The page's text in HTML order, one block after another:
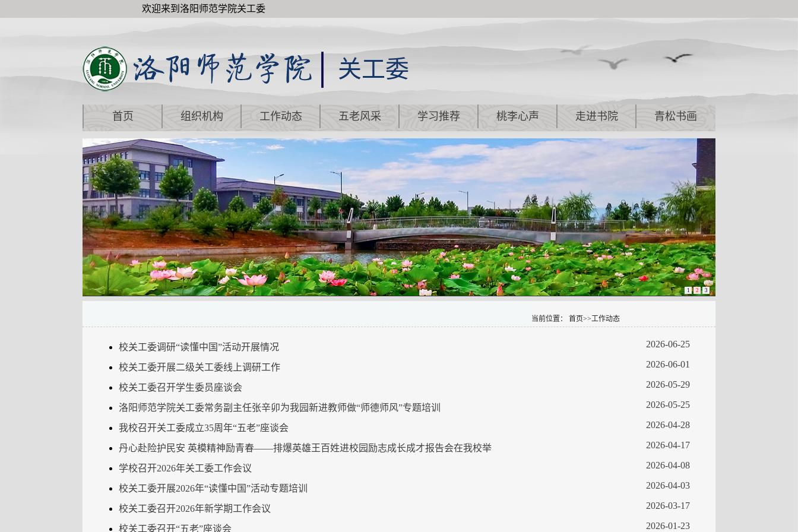
欢迎来到洛阳师范学院关工委
关工委
首页 组织机构 工作动态 五老风采 学习推荐 桃李心声 走进书院 青松书画
1 2 3
当前位置： 首页>>工作动态
2026-06-25
校关工委调研“读懂中国”活动开展情况
2026-06-01
校关工委开展二级关工委线上调研工作
2026-05-29
校关工委召开学生委员座谈会
2026-05-25
洛阳师范学院关工委常务副主任张辛卯为我园新进教师做“师德师风”专题培训
2026-04-28
我校召开关工委成立35周年“五老”座谈会
2026-04-17
丹心赴险护民安 英模精神励青春——排爆英雄王百姓进校园励志成长成才报告会在我校举
2026-04-08
学校召开2026年关工委工作会议
2026-04-03
校关工委开展2026年“读懂中国”活动专题培训
2026-03-17
校关工委召开2026年新学期工作会议
2026-01-23
校关工委召开“五老”座谈会